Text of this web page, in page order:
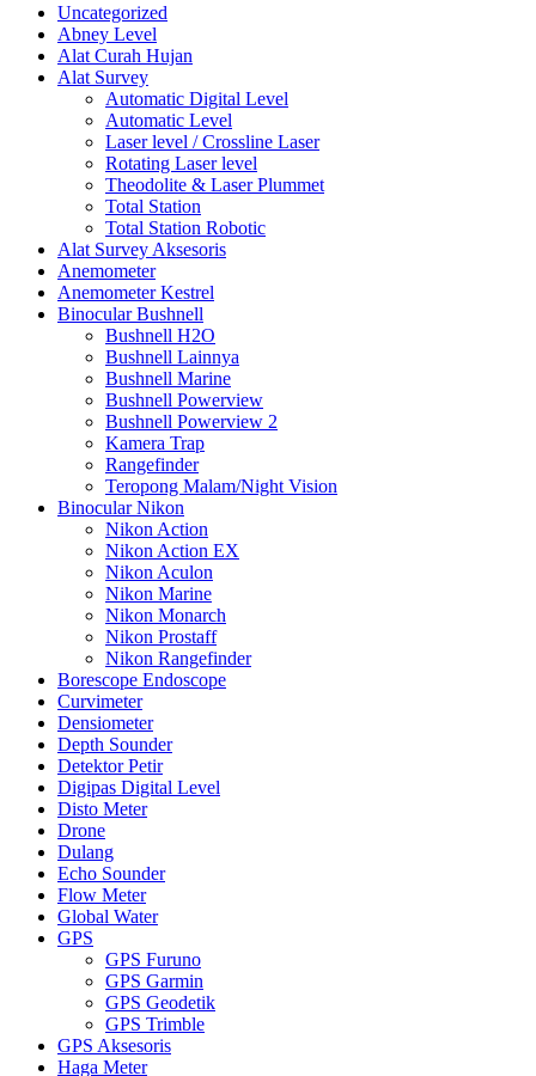
Uncategorized
Abney Level
Alat Curah Hujan
Alat Survey
Automatic Digital Level
Automatic Level
Laser level / Crossline Laser
Rotating Laser level
Theodolite & Laser Plummet
Total Station
Total Station Robotic
Alat Survey Aksesoris
Anemometer
Anemometer Kestrel
Binocular Bushnell
Bushnell H2O
Bushnell Lainnya
Bushnell Marine
Bushnell Powerview
Bushnell Powerview 2
Kamera Trap
Rangefinder
Teropong Malam/Night Vision
Binocular Nikon
Nikon Action
Nikon Action EX
Nikon Aculon
Nikon Marine
Nikon Monarch
Nikon Prostaff
Nikon Rangefinder
Borescope Endoscope
Curvimeter
Densiometer
Depth Sounder
Detektor Petir
Digipas Digital Level
Disto Meter
Drone
Dulang
Echo Sounder
Flow Meter
Global Water
GPS
GPS Furuno
GPS Garmin
GPS Geodetik
GPS Trimble
GPS Aksesoris
Haga Meter